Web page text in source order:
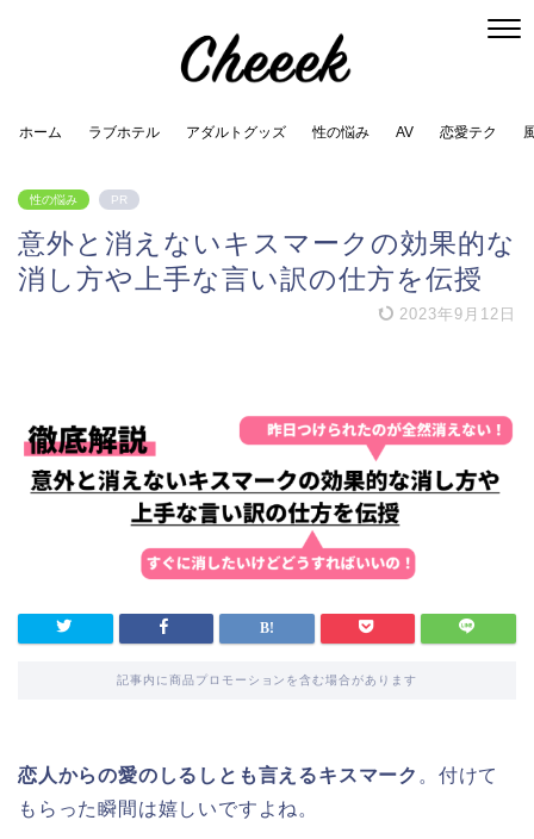
ホーム ラブホテル アダルトグッズ 性の悩み AV 恋愛テク
性の悩み PR
意外と消えないキスマークの効果的な
消し方や上手な言い訳の仕方を伝授
2023年9月12日
記事内に商品プロモーションを含む場合があります
恋人からの愛のしるしとも言えるキスマーク 。付けて
もらった瞬間は嬉しいですよね。